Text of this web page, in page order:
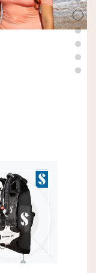
felsők és